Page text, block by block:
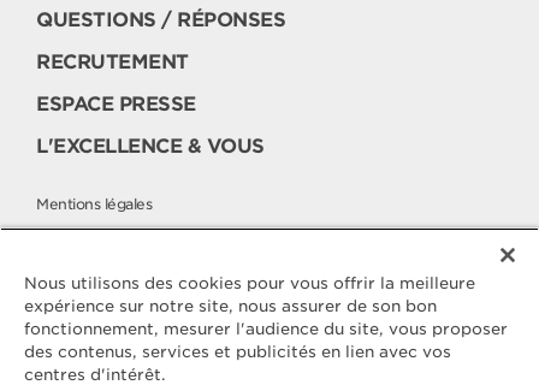
QUESTIONS / RÉPONSES
RECRUTEMENT
ESPACE PRESSE
L'EXCELLENCE & VOUS
Mentions légales
Politique de protection des données
Contactez
Nous utilisons des cookies pour vous offrir la meilleure
expérience sur notre site, nous assurer de son bon
fonctionnement, mesurer l'audience du site, vous proposer
des contenus, services et publicités en lien avec vos
centres d'intérêt.